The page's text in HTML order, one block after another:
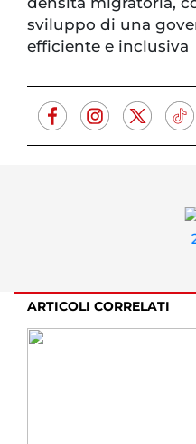
sviluppo di una
efficiente e inclusiva
ARTICOLI CORRELATI